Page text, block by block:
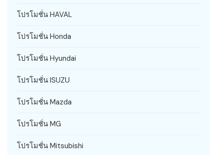
โปรโมชั่น HAVAL
โปรโมชั่น Honda
โปรโมชั่น Hyundai
โปรโมชั่น ISUZU
โปรโมชั่น Mazda
โปรโมชั่น MG
โปรโมชั่น Mitsubishi